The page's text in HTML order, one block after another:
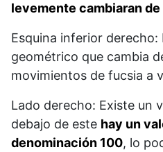
levemente cambiaran de
Esquina inferior derecho:
geométrico que cambia
movimientos de fucsia a
Lado derecho: Existe un
debajo de este hay un
denominación 100, lo